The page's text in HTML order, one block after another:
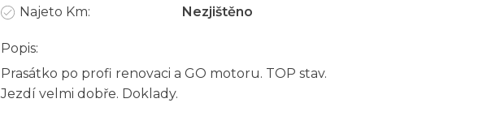
Najeto Km:
Nezjištěno
Popis:
Prasátko po profi renovaci a GO motoru. TOP stav.
Jezdí velmi dobře. Doklady.